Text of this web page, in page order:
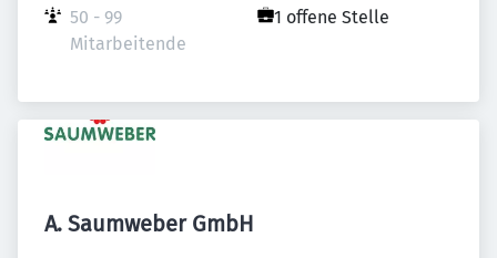
50 - 99
Mitarbeitende
1 offene Stelle
A. Saumweber GmbH